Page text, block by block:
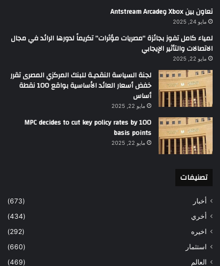
تعاون بين Xbox وAntstream Arcade
مايو 24, 2025
لمياء كامل تفوز بجائزة “مصريات مؤثرات” تكريماً لدورها الرائد في مجال
الاتصالات والتأثير الإيجابي
مايو 22, 2025
لجنة السياسة النقديـة للبنك المركزي المصرى تقرر
خفض أسعار العائد الأساسية بواقع 100 نقطة
أساس
مايو 22, 2025
MPC decides to cut key policy rates by 100
basis points
مايو 22, 2025
تصنيفات
أخبار
(673)
أخري
(434)
اخيره
(292)
استثمار
(660)
العالم
(469)